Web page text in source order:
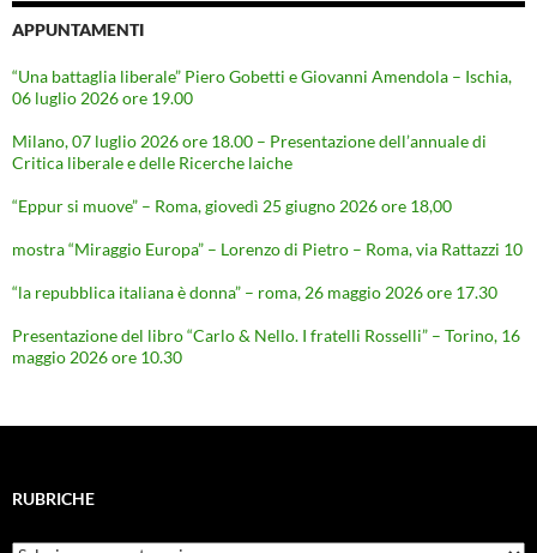
APPUNTAMENTI
“Una battaglia liberale” Piero Gobetti e Giovanni Amendola – Ischia,
06 luglio 2026 ore 19.00
Milano, 07 luglio 2026 ore 18.00 – Presentazione dell’annuale di
Critica liberale e delle Ricerche laiche
“Eppur si muove” – Roma, giovedì 25 giugno 2026 ore 18,00
mostra “Miraggio Europa” – Lorenzo di Pietro – Roma, via Rattazzi 10
“la repubblica italiana è donna” – roma, 26 maggio 2026 ore 17.30
Presentazione del libro “Carlo & Nello. I fratelli Rosselli” – Torino, 16
maggio 2026 ore 10.30
RUBRICHE